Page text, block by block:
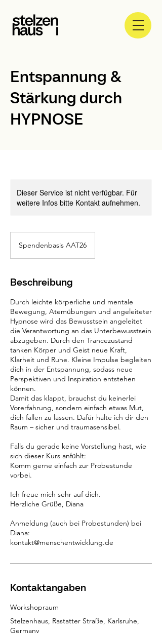
Entspannung &
Stärkung durch
HYPNOSE
Dieser Service ist nicht verfügbar. Für
weitere Infos bitte Kontakt aufnehmen.
Spendenbasis AAT26
Beschreibung
Durch leichte körperliche und mentale
Bewegung, Atemübungen und angeleiteter
Hypnose wird das Bewusstsein angeleitet
die Verantwortung an das Unterbewusstsein
abzugeben. Durch den Trancezustand
tanken Körper und Geist neue Kraft,
Klarheit und Ruhe. Kleine Impulse begleiten
dich in der Entspannung, sodass neue
Perspektiven und Inspiration entstehen
können.
Damit das klappt, brauchst du keinerlei
Vorerfahrung, sondern einfach etwas Mut,
dich fallen zu lassen. Dafür halte ich dir den
Raum – sicher und traumasensibel.
Falls du gerade keine Vorstellung hast, wie
sich dieser Kurs anfühlt:
Komm gerne einfach zur Probestunde
vorbei.
Ich freue mich sehr auf dich.
Herzliche Grüße, Diana
Anmeldung (auch bei Probestunden) bei
Diana:
kontakt@menschentwicklung.de
Kontaktangaben
Workshopraum
Stelzenhaus, Rastatter Straße, Karlsruhe,
Germany